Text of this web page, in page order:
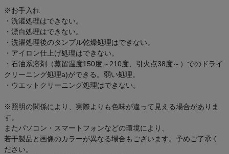
※お手入れ
・洗濯処理はできない。
・漂白処理はできない。
・洗濯処理後のタンブル乾燥処理はできない。
・アイロン仕上げ処理はできない。
・石油系溶剤（蒸留温度150度～210度、引火点38度～）でのドライ
クリーニング処理a)ができる。弱い処理。
・ウエットクリーニング処理はできない。
※照明の関係により、実際よりも色味が違って見える場合がありま
す。
またパソコン・スマートフォンなどの環境により、
若干製品と画像のカラーが異なる場合もございます。予めご了承く
ださい。